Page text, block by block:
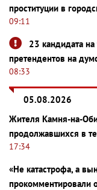
проституции в
09:11
23 кандидата
претендентов на
08:33
05.08.2026
Жителя Камня-на-Оби
продолжавшихся в
17:34
«Не катастрофа, а
прокомментировали